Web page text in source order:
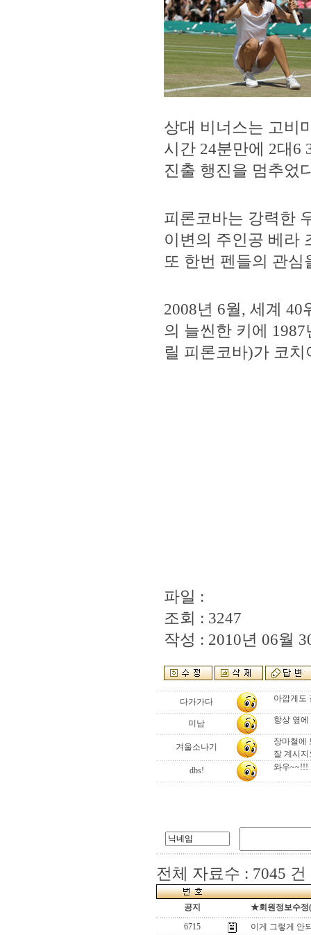
상대 비너스는 고비
시간 24분만에 2대6
진출 행진을 멈추었
피론코바는 강력한
이변의 주인공 베라
또 한번 펜들의 관심
2008년 6월, 세계
의 늘씬한 키에
릴 피론코바)가 코치
파일 :
조회 : 3247
작성 : 2010년 06월
다가가다 아깝게도
미남 항상 옆
겨울소나기
장마철에
잘 계시지
dbs!
와우~~!!!
전체 자료수 : 7045 건
공지
★회원정보수정
6715
이게 그렇게 안